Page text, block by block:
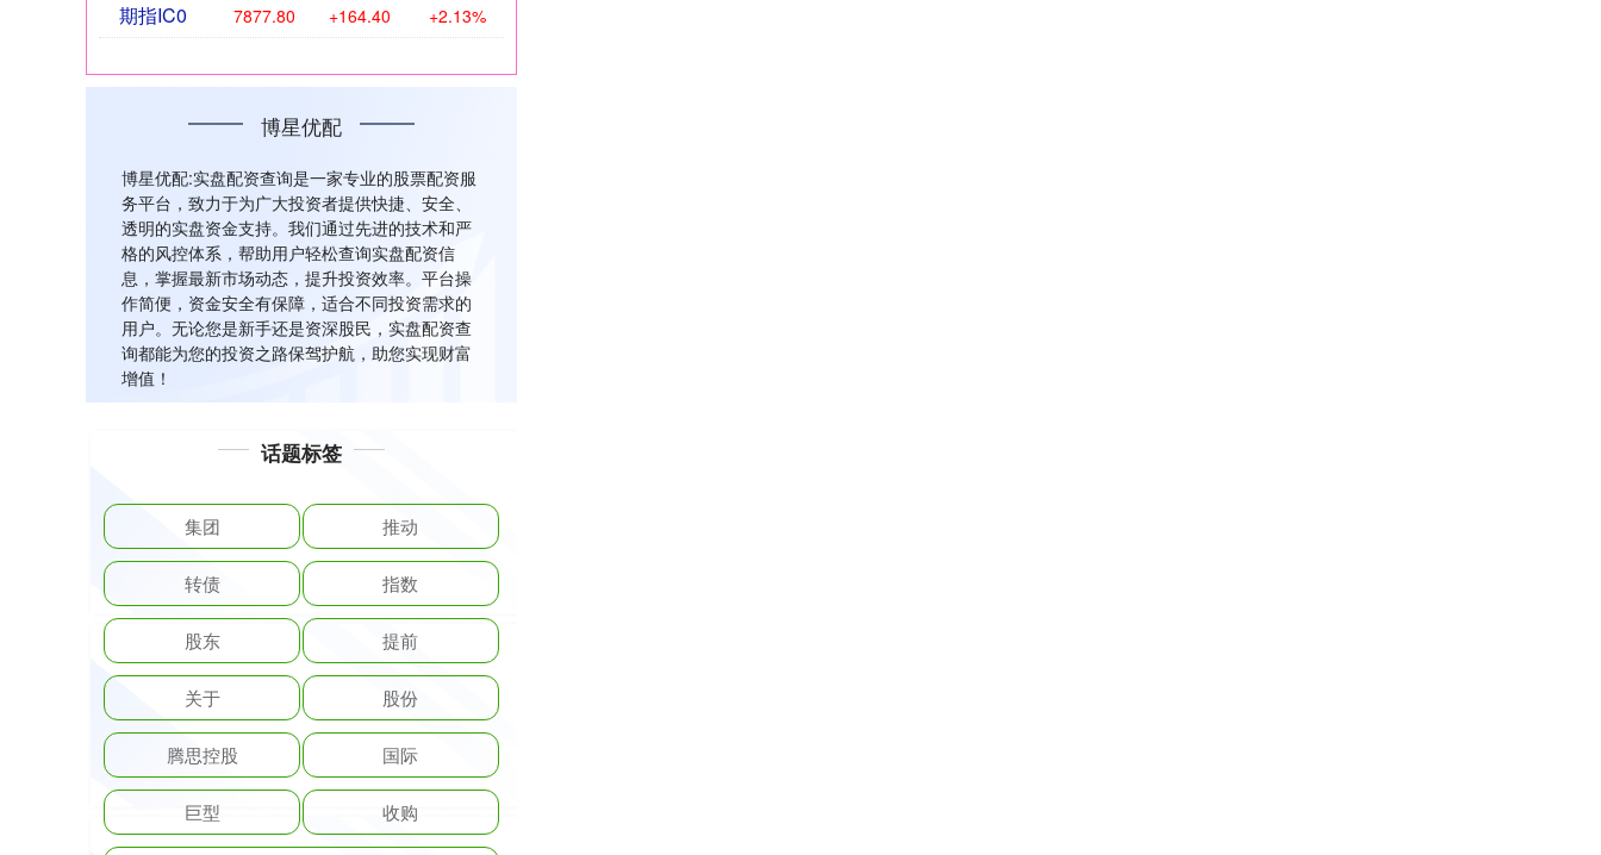
期指IC0 7877.80 +164.40 +2.13%
博星优配
博星优配:实盘配资查询是一家专业的股票配资服
务平台，致力于为广大投资者提供快捷、安全、
透明的实盘资金支持。我们通过先进的技术和严
格的风控体系，帮助用户轻松查询实盘配资信
息，掌握最新市场动态，提升投资效率。平台操
作简便，资金安全有保障，适合不同投资需求的
用户。无论您是新手还是资深股民，实盘配资查
询都能为您的投资之路保驾护航，助您实现财富
增值！
话题标签
集团 推动
转债 指数
股东 提前
关于 股份
腾思控股 国际
巨型 收购